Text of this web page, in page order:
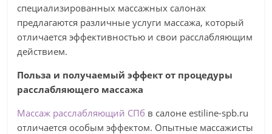
специализированных массажных салонах
предлагаются различные услуги массажа, который
отличается эффективностью и свои расслабляющим
действием.
Польза и получаемый эффект от процедуры
расслабляющего массажа
Массаж расслабляющий СПб в салоне estiline-spb.ru
отличается особым эффектом. Опытные массажисты